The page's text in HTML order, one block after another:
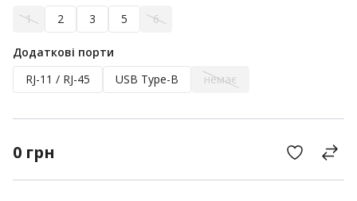
1
2 3 5 6
Додаткові порти
RJ-11 / RJ-45
USB Type-B немає
0 грн